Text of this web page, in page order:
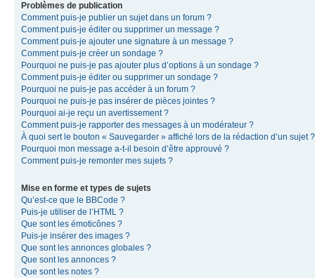
Problèmes de publication
Comment puis-je publier un sujet dans un forum ?
Comment puis-je éditer ou supprimer un message ?
Comment puis-je ajouter une signature à un message ?
Comment puis-je créer un sondage ?
Pourquoi ne puis-je pas ajouter plus d’options à un sondage ?
Comment puis-je éditer ou supprimer un sondage ?
Pourquoi ne puis-je pas accéder à un forum ?
Pourquoi ne puis-je pas insérer de pièces jointes ?
Pourquoi ai-je reçu un avertissement ?
Comment puis-je rapporter des messages à un modérateur ?
À quoi sert le bouton « Sauvegarder » affiché lors de la rédaction d’un sujet ?
Pourquoi mon message a-t-il besoin d’être approuvé ?
Comment puis-je remonter mes sujets ?
Mise en forme et types de sujets
Qu’est-ce que le BBCode ?
Puis-je utiliser de l’HTML ?
Que sont les émoticônes ?
Puis-je insérer des images ?
Que sont les annonces globales ?
Que sont les annonces ?
Que sont les notes ?